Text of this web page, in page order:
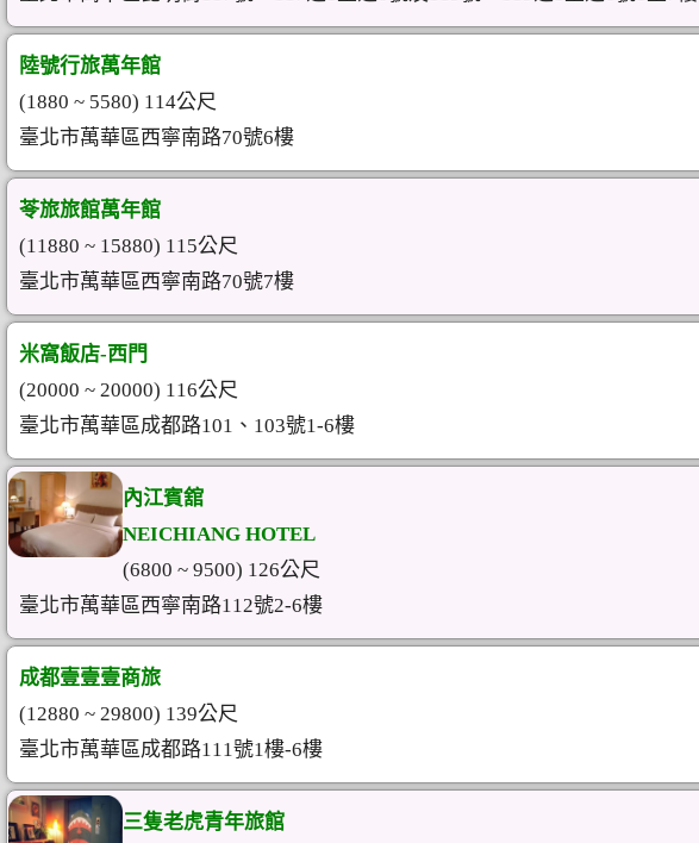
陸號行旅萬年館
(1880 ~ 5580) 114公尺
臺北市萬華區西寧南路70號6樓
苓旅旅館萬年館
(11880 ~ 15880) 115公尺
臺北市萬華區西寧南路70號7樓
米窩飯店-西門
(20000 ~ 20000) 116公尺
臺北市萬華區成都路101、103號1-6樓
內江賓舘
NEICHIANG HOTEL
(6800 ~ 9500) 126公尺
臺北市萬華區西寧南路112號2-6樓
成都壹壹壹商旅
(12880 ~ 29800) 139公尺
臺北市萬華區成都路111號1樓-6樓
三隻老虎青年旅館